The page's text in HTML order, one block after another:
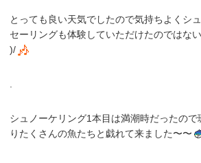
とっても良い天気でしたので気持ちよくシ
セーリングも体験していただけたのではな
)/
シュノーケリング1本目は満潮時だったの
りたくさんの魚たちと戯れて来ました〜〜